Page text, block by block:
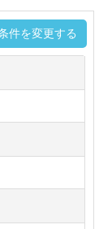
件を変更する